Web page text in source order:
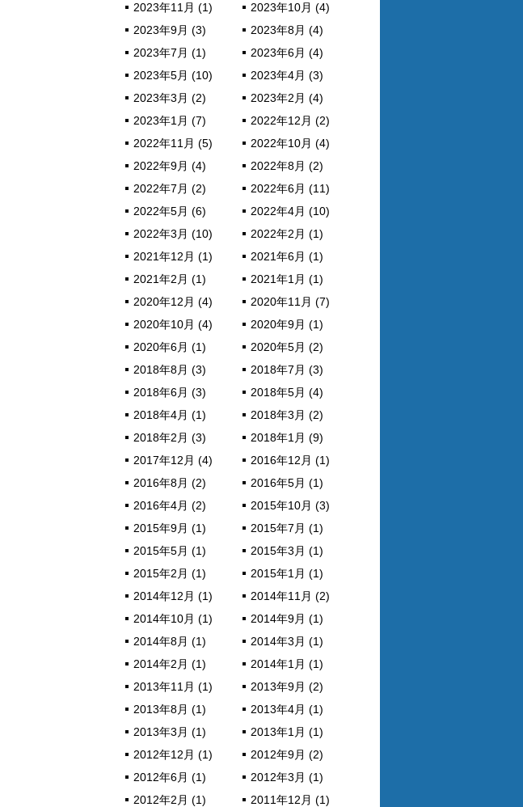
2023年11月 (1)
2023年10月 (4)
2023年9月 (3)
2023年8月 (4)
2023年7月 (1)
2023年6月 (4)
2023年5月 (10)
2023年4月 (3)
2023年3月 (2)
2023年2月 (4)
2023年1月 (7)
2022年12月 (2)
2022年11月 (5)
2022年10月 (4)
2022年9月 (4)
2022年8月 (2)
2022年7月 (2)
2022年6月 (11)
2022年5月 (6)
2022年4月 (10)
2022年3月 (10)
2022年2月 (1)
2021年12月 (1)
2021年6月 (1)
2021年2月 (1)
2021年1月 (1)
2020年12月 (4)
2020年11月 (7)
2020年10月 (4)
2020年9月 (1)
2020年6月 (1)
2020年5月 (2)
2018年8月 (3)
2018年7月 (3)
2018年6月 (3)
2018年5月 (4)
2018年4月 (1)
2018年3月 (2)
2018年2月 (3)
2018年1月 (9)
2017年12月 (4)
2016年12月 (1)
2016年8月 (2)
2016年5月 (1)
2016年4月 (2)
2015年10月 (3)
2015年9月 (1)
2015年7月 (1)
2015年5月 (1)
2015年3月 (1)
2015年2月 (1)
2015年1月 (1)
2014年12月 (1)
2014年11月 (2)
2014年10月 (1)
2014年9月 (1)
2014年8月 (1)
2014年3月 (1)
2014年2月 (1)
2014年1月 (1)
2013年11月 (1)
2013年9月 (2)
2013年8月 (1)
2013年4月 (1)
2013年3月 (1)
2013年1月 (1)
2012年12月 (1)
2012年9月 (2)
2012年6月 (1)
2012年3月 (1)
2012年2月 (1)
2011年12月 (1)